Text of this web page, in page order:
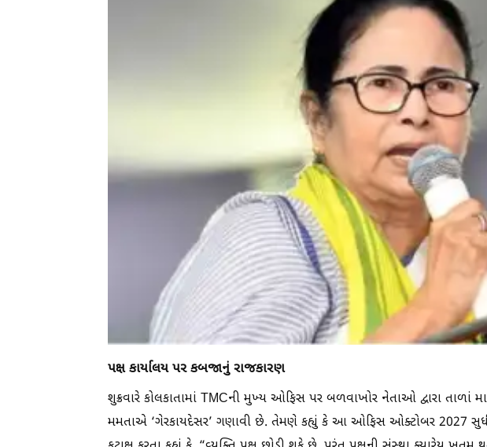
પક્ષ કાર્યાલય પર કબજાનું રાજકારણ
શુક્રવારે કોલકાતામાં TMCની મુખ્ય ઓફિસ પર બળવાખોર નેતાઓ દ્વારા તાળાં
મમતાએ ‘ગેરકાયદેસર’ ગણાવી છે. તેમણે કહ્યું કે આ ઓફિસ ઓક્ટોબર 2027